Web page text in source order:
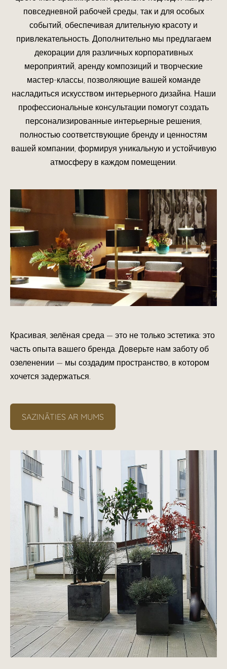
повседневной рабочей среды, так и для особых
событий, обеспечивая длительную красоту и
привлекательность. Дополнительно мы предлагаем
декорации для различных корпоративных
мероприятий, аренду композиций и творческие
мастер-классы, позволяющие вашей команде
насладиться искусством интерьерного дизайна. Наши
профессиональные консультации помогут создать
персонализированные интерьерные решения,
полностью соответствующие бренду и ценностям
вашей компании, формируя уникальную и устойчивую
атмосферу в каждом помещении.
Красивая, зелёная среда — это не только эстетика: это
часть опыта вашего бренда. Доверьте нам заботу об
озеленении — мы создадим пространство, в котором
хочется задержаться.
SAZINĀTIES AR MUMS